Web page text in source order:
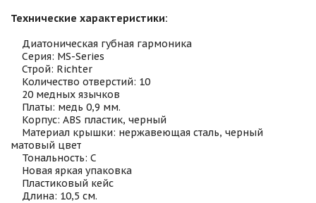
Технические характеристики:
Диатоническая губная гармоника
Серия: MS-Series
Строй: Richter
Количество отверстий: 10
20 медных язычков
Платы: медь 0,9 мм.
Корпус: ABS пластик, черный
Материал крышки: нержавеющая сталь, черный
матовый цвет
Тональность: C
Новая яркая упаковка
Пластиковый кейс
Длина: 10,5 см.